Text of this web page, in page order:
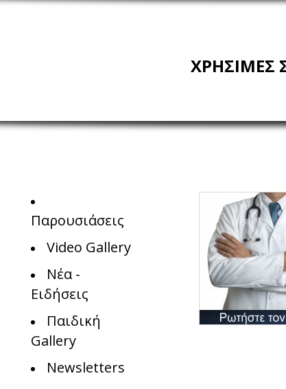
ΧΡΗΣΙΜΕΣ
Παρουσιάσεις
Video Gallery
Νέα -
Ειδήσεις
Παιδική
Gallery
Newsletters